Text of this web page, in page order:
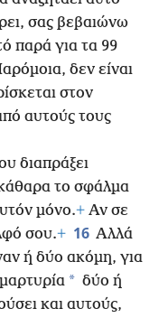
σας βεβαιώνω
παρά για τα 99
δεν είναι
στον
αυτούς τους
διαπράξει
το σφάλμα
μόνο.+ Αν σε
σου.+ 16 Αλλά
ή δύο ακόμη, για
* δύο ή
και αυτούς,